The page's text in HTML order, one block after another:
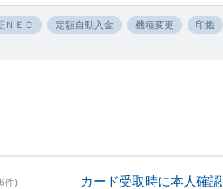
ＮＥＯ 定額自動入金 機種変更 印鑑
件) カード受取時に本人確認